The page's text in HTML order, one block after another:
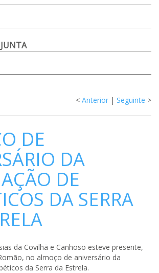
< Anterior | Seguinte >
DE
DA
DE
DA SERRA
da Covilhã e Canhoso esteve presente,
no almoço de aniversário da
da Serra da Estrela.